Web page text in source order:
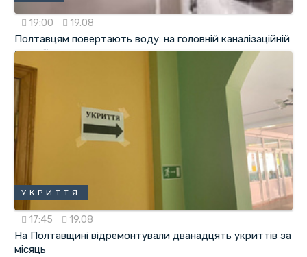
19:00 19.08
Полтавцям повертають воду: на головній каналізаційній
станції завершили ремонт
УКРИТТЯ
17:45 19.08
На Полтавщині відремонтували дванадцять укриттів за
місяць